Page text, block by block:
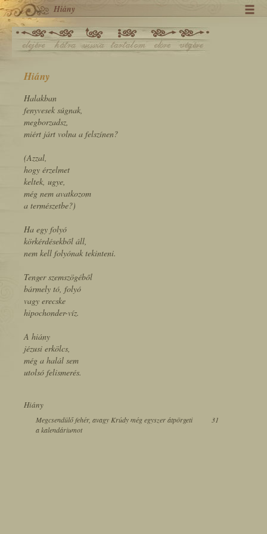
Hiány
Hiány
Halakban
fenyvesek súgnak,
megborzadsz,
miért járt volna a felszínen?
(Azzal,
hogy érzelmet
keltek, ugye,
még nem avatkozom
a természetbe?)
Ha egy folyó
körkérdésekből áll,
nem kell folyónak tekinteni.
Tenger szemszögéből
bármely tó, folyó
vagy erecske
hipochonder-víz.
A hiány
jézusi erkölcs,
még a halál sem
utolsó felismerés.
Hiány
Megcsendülő fehér, avagy Krúdy még egyszer átpörgeti
a kalendáriumot
31